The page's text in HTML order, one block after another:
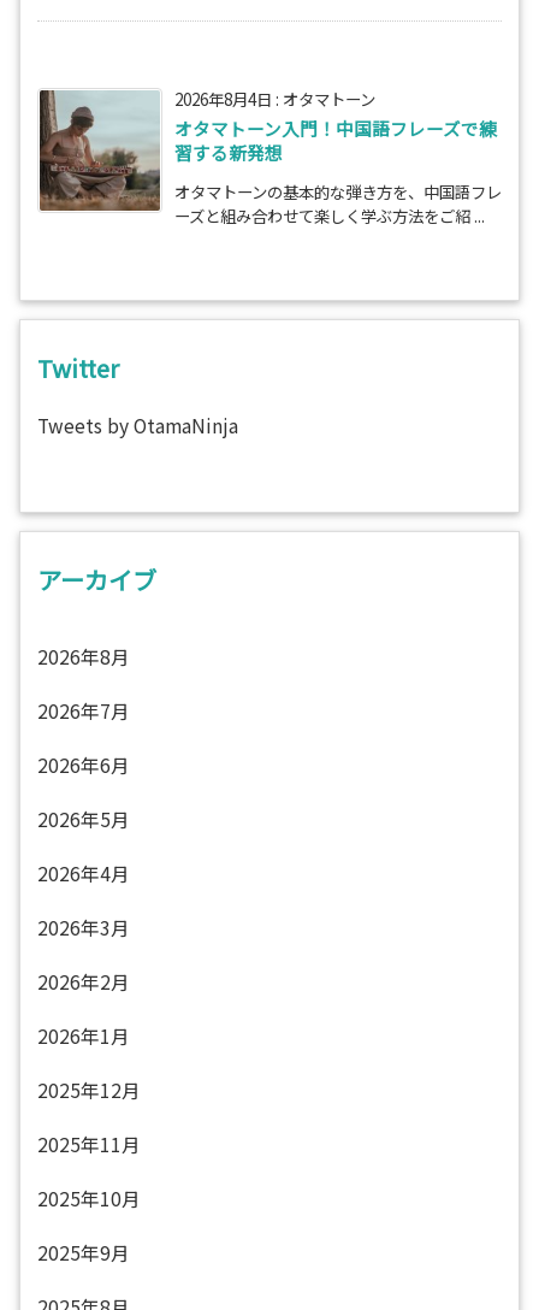
2026年8月4日 : オタマトーン
オタマトーン入門！中国語フレーズで練
習する新発想
オタマトーンの基本的な弾き方を、中国語フレ
ーズと組み合わせて楽しく学ぶ方法をご紹 ...
Twitter
Tweets by OtamaNinja
アーカイブ
2026年8月
2026年7月
2026年6月
2026年5月
2026年4月
2026年3月
2026年2月
2026年1月
2025年12月
2025年11月
2025年10月
2025年9月